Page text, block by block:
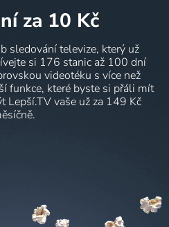
za 10 Kč
sledování televize, který už
si 176 stanic až 100 dní
videotéku s více než
funkce, které byste si přáli mít
Lepší.TV vaše už za 149 Kč